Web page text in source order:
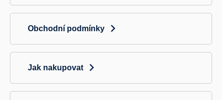
Obchodní podmínky
Jak nakupovat